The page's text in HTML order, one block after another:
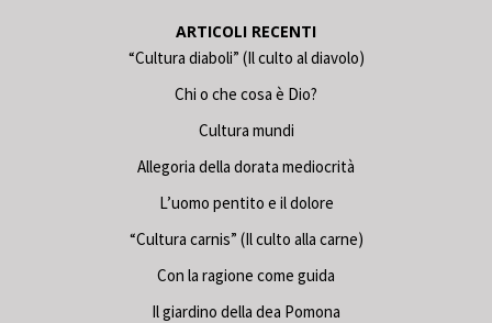
ARTICOLI RECENTI
“Cultura diaboli” (Il culto al diavolo)
Chi o che cosa è Dio?
Cultura mundi
Allegoria della dorata mediocrità
L’uomo pentito e il dolore
“Cultura carnis” (Il culto alla carne)
Con la ragione come guida
Il giardino della dea Pomona